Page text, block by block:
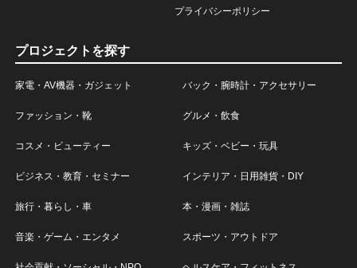
プライバシーポリシー
プロジェクトを探す
家電・AV機器・ガジェット バック・腕時計・アクセサリー
ファッション・靴 グルメ・飲食
コスメ・ビューティー キッズ・ベビー・玩具
ビジネス・教育・セミナー インテリア・日用雑貨・DIY
旅行・暮らし・車 本・漫画・雑誌
音楽・ゲーム・エンタメ スポーツ・アウトドア